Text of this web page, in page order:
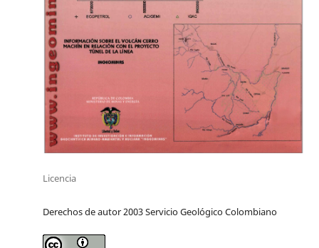
Licencia
Derechos de autor 2003 Servicio Geológico Colombiano